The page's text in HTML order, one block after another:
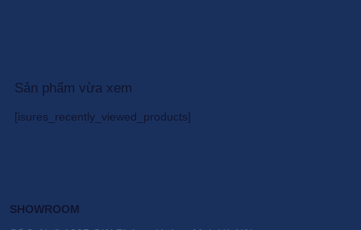
Sản phẩm vừa xem
[isures_recently_viewed_products]
SHOWROOM